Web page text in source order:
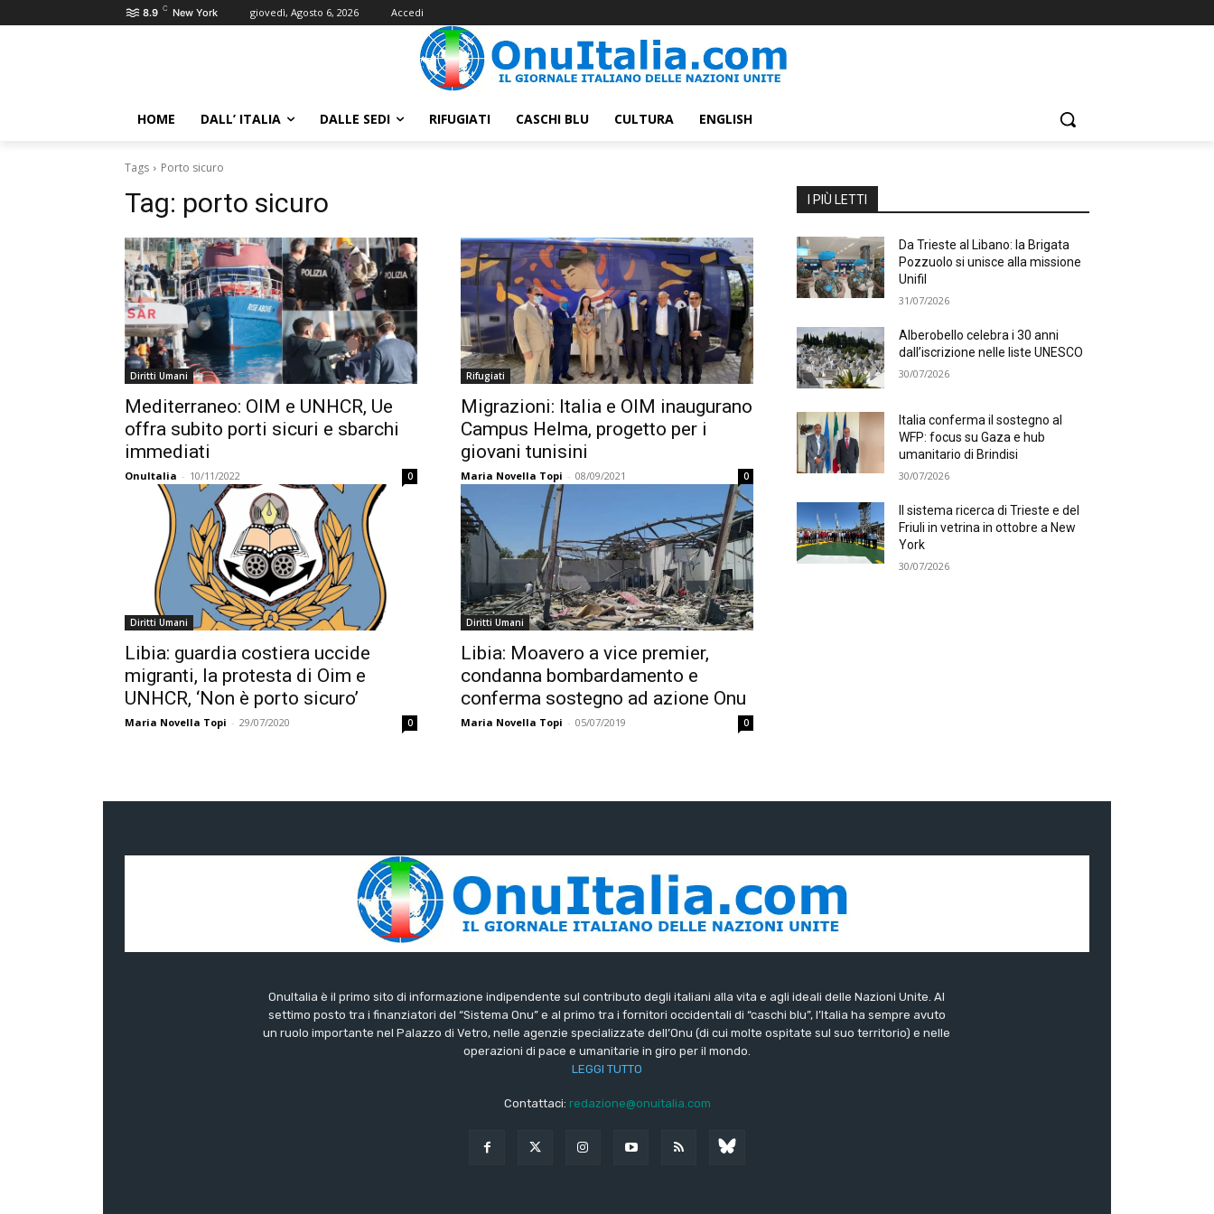
8.9 C New York giovedì, Agosto 6, 2026 Accedi
HOME DALL’ ITALIA DALLE SEDI RIFUGIATI CASCHI BLU CULTURA ENGLISH
Tags Porto sicuro
Tag: porto sicuro
Diritti Umani
Mediterraneo: OIM e UNHCR, Ue
offra subito porti sicuri e sbarchi
immediati
OnuItalia - 10/11/2022 0
Rifugiati
Migrazioni: Italia e OIM inaugurano
Campus Helma, progetto per i
giovani tunisini
Maria Novella Topi - 08/09/2021 0
Diritti Umani
Libia: guardia costiera uccide
migranti, la protesta di Oim e
UNHCR, ‘Non è porto sicuro’
Maria Novella Topi - 29/07/2020 0
Diritti Umani
Libia: Moavero a vice premier,
condanna bombardamento e
conferma sostegno ad azione Onu
Maria Novella Topi - 05/07/2019 0
I PIÙ LETTI
Da Trieste al Libano: la Brigata
Pozzuolo si unisce alla missione
Unifil
31/07/2026
Alberobello celebra i 30 anni
dall’iscrizione nelle liste UNESCO
30/07/2026
Italia conferma il sostegno al
WFP: focus su Gaza e hub
umanitario di Brindisi
30/07/2026
Il sistema ricerca di Trieste e del
Friuli in vetrina in ottobre a New
York
30/07/2026
OnuItalia è il primo sito di informazione indipendente sul contributo degli italiani alla vita e agli ideali delle Nazioni Unite. Al
settimo posto tra i finanziatori del “Sistema Onu” e al primo tra i fornitori occidentali di “caschi blu”, l’Italia ha sempre avuto
un ruolo importante nel Palazzo di Vetro, nelle agenzie specializzate dell’Onu (di cui molte ospitate sul suo territorio) e nelle
operazioni di pace e umanitarie in giro per il mondo.
LEGGI TUTTO
Contattaci: redazione@onuitalia.com